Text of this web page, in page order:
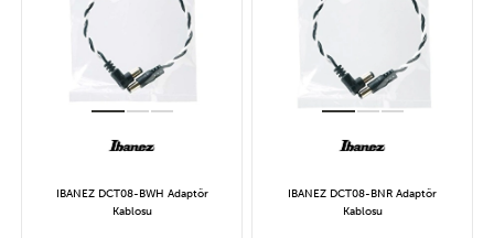
IBANEZ DCT08-BWH Adaptör
Kablosu
IBANEZ DCT08-BNR Adaptör
Kablosu